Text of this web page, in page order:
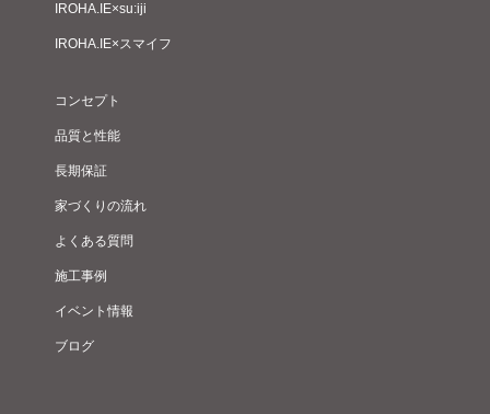
IROHA.IE×su:iji
IROHA.IE×スマイフ
コンセプト
品質と性能
長期保証
家づくりの流れ
よくある質問
施工事例
イベント情報
ブログ